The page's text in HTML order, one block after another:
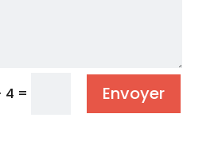
4 = Envoyer